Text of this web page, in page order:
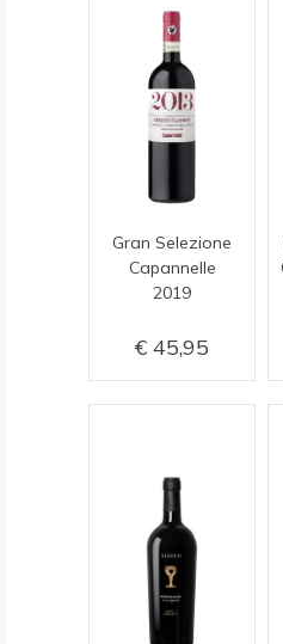
Gran Selezione
Capannelle
2019
45,95